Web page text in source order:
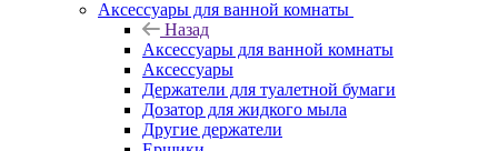
Аксессуары для ванной комнаты
Назад
Аксессуары для ванной комнаты
Аксессуары
Держатели для туалетной бумаги
Дозатор для жидкого мыла
Другие держатели